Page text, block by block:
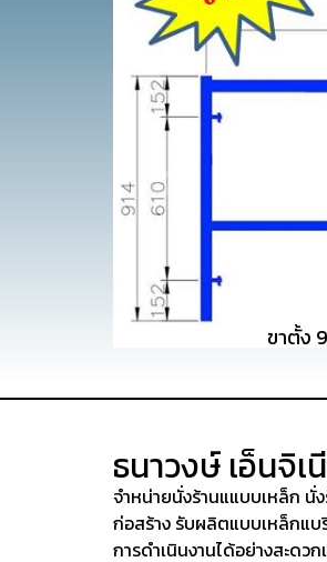
ขาตั้ง
ธนาวงษ์ เอ็นจิ
จำหน่ายนั่งร้านแแบบเหล็ก นั่ง
ก่อสร้าง รับผลิตแบบเหล็กแบ
การดำเนินงานได้อย่างสะดว